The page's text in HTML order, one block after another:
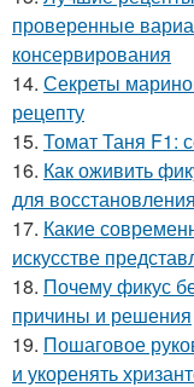
проверенные
консервирования
14. Секреты
рецепту
15. Томат Таня F1:
16. Как оживить
для
17. Какие
искусстве
18. Почему фикус
причины и решения
19. Пошаговое
и укоренять